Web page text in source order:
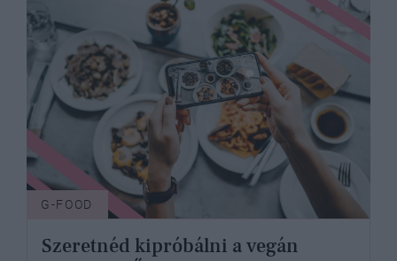
G-FOOD
Szeretnéd kipróbálni a vegán